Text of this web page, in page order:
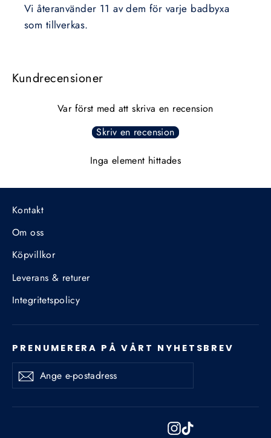
Vi återanvänder 11 av dem för varje badbyxa
som tillverkas.
Kundrecensioner
Var först med att skriva en recension
Skriv en recension
Inga element hittades
Kontakt
Om oss
Köpvillkor
Leverans & returer
Integritetspolicy
PRENUMERERA PÅ VÅRT NYHETSBREV
Ange
Instagram